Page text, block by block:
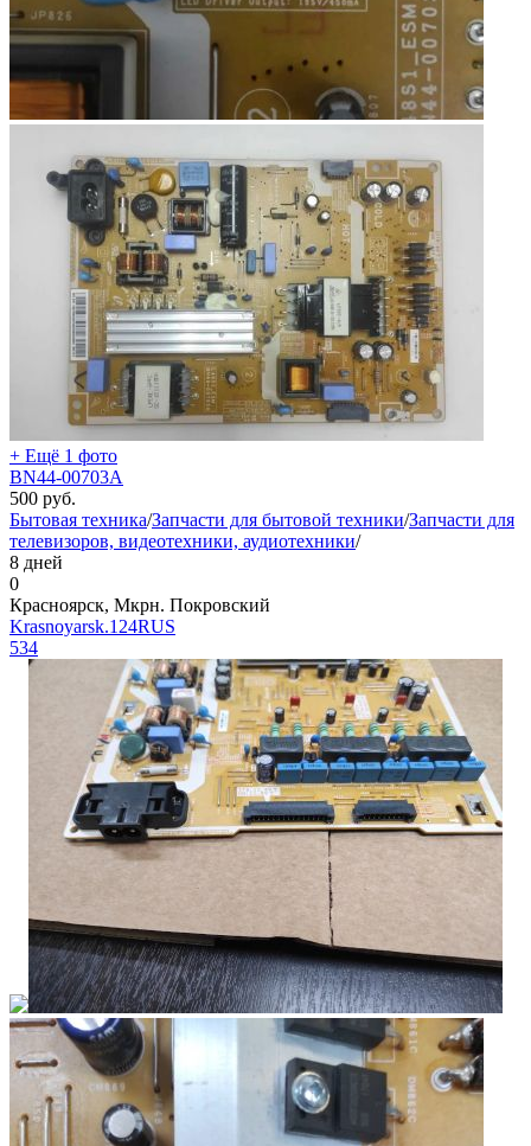
+ Ещё 1 фото
BN44-00703A
500 руб.
Бытовая техника/Запчасти для бытовой техники/Запчасти для
телевизоров, видеотехники, аудиотехники/
8 дней
0
Красноярск, Мкрн. Покровский
Krasnoyarsk.124RUS
534